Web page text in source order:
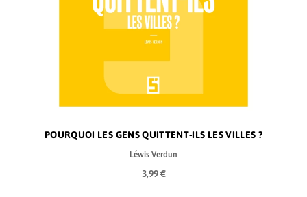
POURQUOI LES GENS QUITTENT-ILS LES VILLES ?
Léwis Verdun
3,99 €